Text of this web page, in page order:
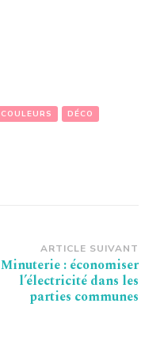
COULEURS DÉCO
ARTICLE SUIVANT
Minuterie : économiser
l’électricité dans les
parties communes